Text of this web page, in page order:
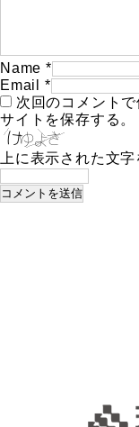
Name *
Email
*
次回のコメント
サイトを保存する。
上に表示された文